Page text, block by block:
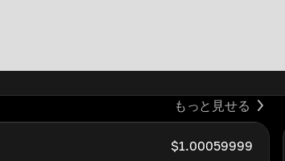
もっと見せる
$1.00059999